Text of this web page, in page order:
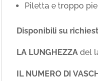
Piletta e troppo
Disponibili su
LA LUNGHEZZA del
IL NUMERO DI